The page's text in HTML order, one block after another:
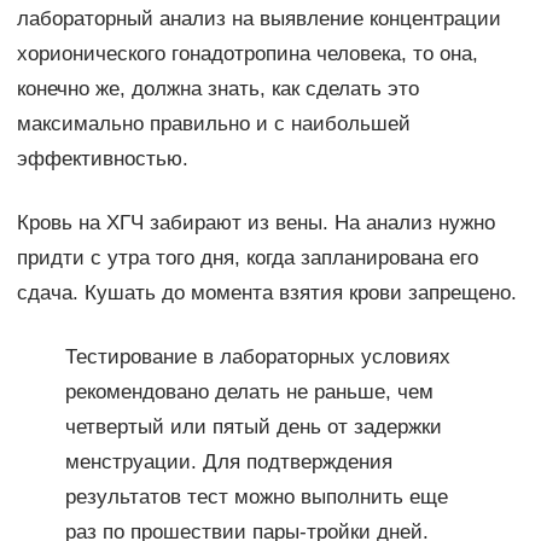
лабораторный анализ на выявление концентрации
хорионического гонадотропина человека, то она,
конечно же, должна знать, как сделать это
максимально правильно и с наибольшей
эффективностью.
Кровь на ХГЧ забирают из вены. На анализ нужно
придти с утра того дня, когда запланирована его
сдача. Кушать до момента взятия крови запрещено.
Тестирование в лабораторных условиях
рекомендовано делать не раньше, чем
четвертый или пятый день от задержки
менструации. Для подтверждения
результатов тест можно выполнить еще
раз по прошествии пары-тройки дней.